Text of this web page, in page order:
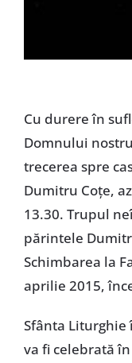
Cu durere în
Domnului
trecerea spre
Dumitru Coţe,
13.30. Trupul
părintele
Schimbarea la
aprilie 2015,
Sfânta
va fi celebrată